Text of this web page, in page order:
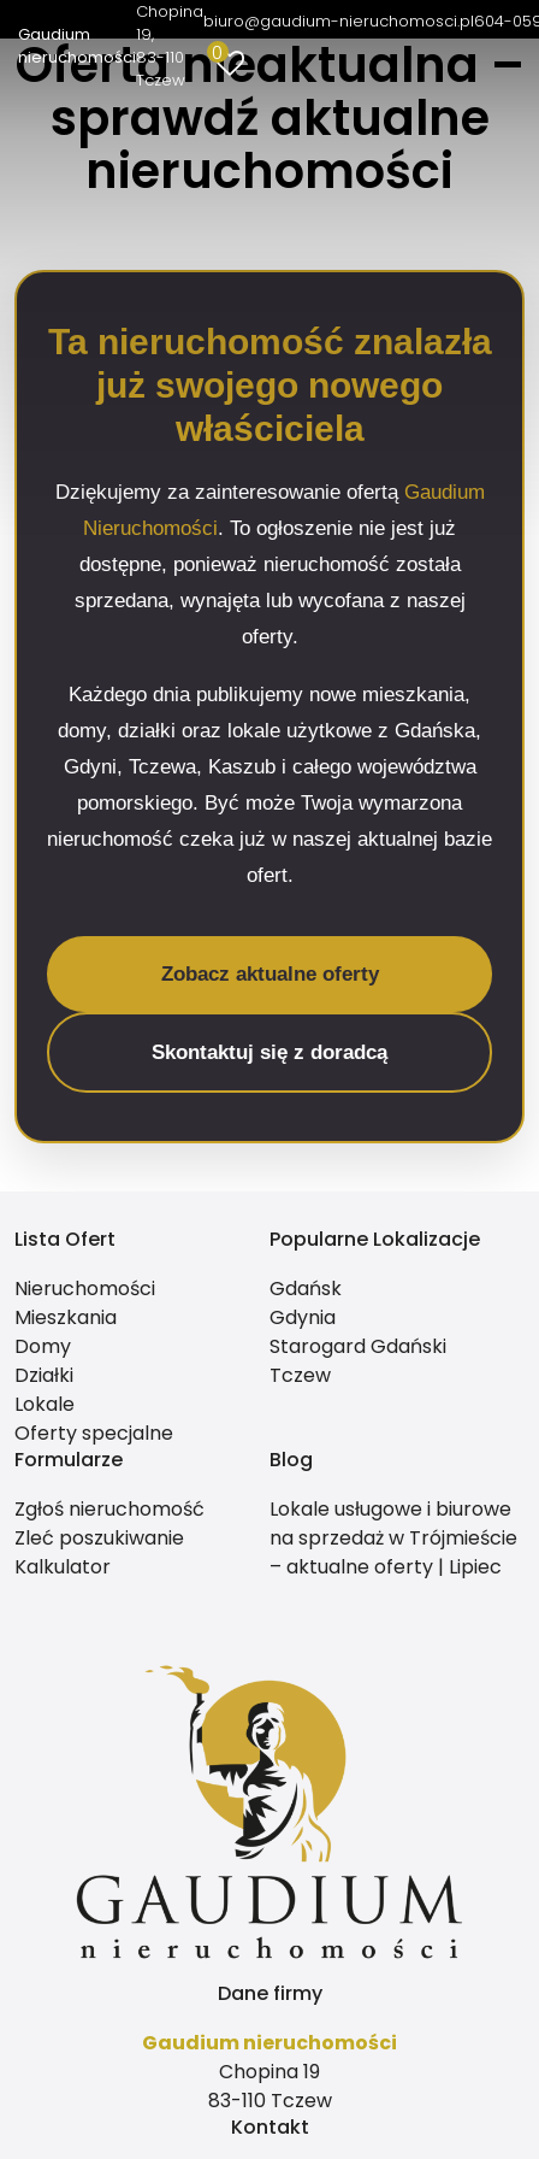
Gaudium
nieruchomości
Chopina
19
83-110
Tczew
biuro@gaudium-nieruchomosci.pl604-
0
Oferta nieaktualna –
sprawdź aktualne
nieruchomości
Ta nieruchomość znalazła
już swojego nowego
właściciela
Dziękujemy za zainteresowanie ofertą Gaudium
Nieruchomości. To ogłoszenie nie jest już
dostępne, ponieważ nieruchomość została
sprzedana, wynajęta lub wycofana z naszej
oferty.
Każdego dnia publikujemy nowe mieszkania,
domy, działki oraz lokale użytkowe z Gdańska,
Gdyni, Tczewa, Kaszub i całego województwa
pomorskiego. Być może Twoja wymarzona
nieruchomość czeka już w naszej aktualnej bazie
ofert.
Zobacz aktualne oferty
Skontaktuj się z doradcą
Lista Ofert
Nieruchomości
Mieszkania
Domy
Działki
Lokale
Oferty specjalne
Popularne Lokalizacje
Gdańsk
Gdynia
Starogard Gdański
Tczew
Formularze
Zgłoś nieruchomość
Zleć poszukiwanie
Kalkulator
Blog
Lokale usługowe i biurowe
na sprzedaż w Trójmieście
– aktualne oferty | Lipiec
Dane firmy
Gaudium nieruchomości
Chopina 19
83-110 Tczew
Kontakt